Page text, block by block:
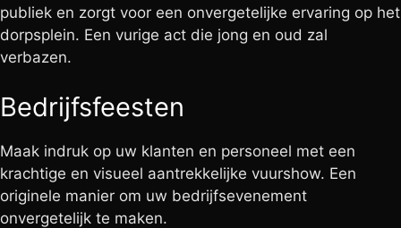
publiek en zorgt voor een onvergetelijke ervaring op het
dorpsplein. Een vurige act die jong en oud zal
verbazen.
Bedrijfsfeesten
Maak indruk op uw klanten en personeel met een
krachtige en visueel aantrekkelijke vuurshow. Een
originele manier om uw bedrijfsevenement
onvergetelijk te maken.